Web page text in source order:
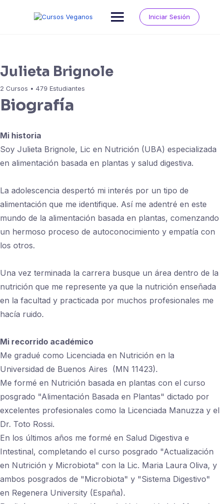
Iniciar Sesión
Julieta Brignole
2 Cursos • 479 Estudiantes
Biografía
Mi historia
Soy Julieta Brignole, Lic en Nutrición (UBA) especializada
en alimentación basada en plantas y salud digestiva.
La adolescencia despertó mi interés por un tipo de
alimentación que me identifique. Así me adentré en este
mundo de la alimentación basada en plantas, comenzando
un hermoso proceso de autoconocimiento y empatía con
los otros.
Una vez terminada la carrera busque un área dentro de la
nutrición que me represente ya que la nutrición enseñada
en la facultad y practicada por muchos profesionales me
hacía ruido.
Mi recorrido académico
Me gradué como Licenciada en Nutrición en la
Universidad de Buenos Aires (MN 11423).
Me formé en Nutrición basada en plantas con el curso
posgrado "Alimentación Basada en Plantas" dictado por
excelentes profesionales como la Licenciada Manuzza y el
Dr. Toto Rossi.
En los últimos años me formé en Salud Digestiva e
Intestinal, completando el curso posgrado "Actualización
en Nutrición y Microbiota" con la Lic. Maria Laura Oliva, y
ambos posgrados de "Microbiota" y "Sistema Digestivo"
en Regenera University (España).